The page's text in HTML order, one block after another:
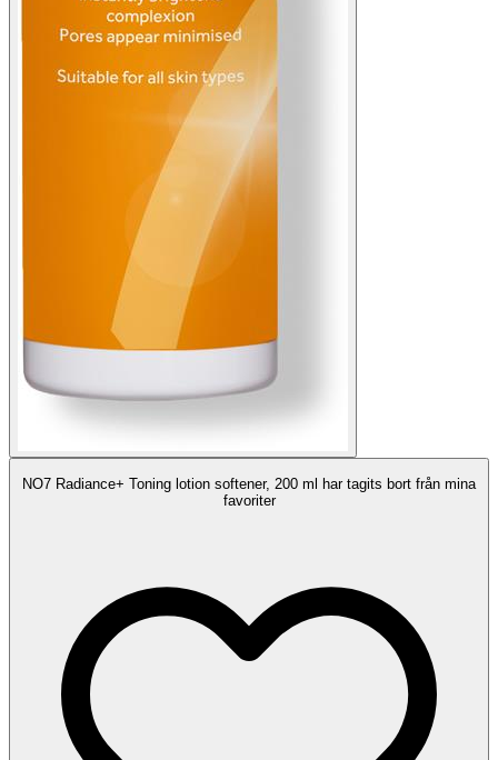
NO7 Radiance+ Toning lotion softener, 200 ml har tagits bort från mina
favoriter